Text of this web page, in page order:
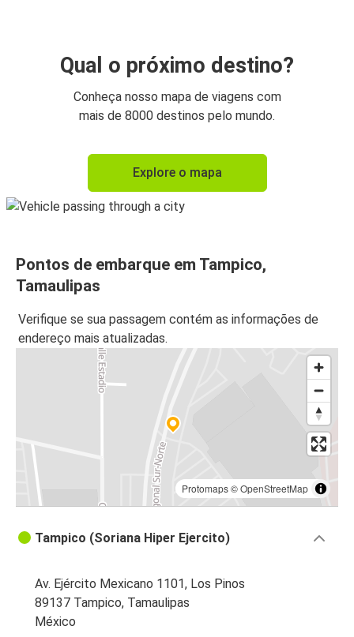
Qual o próximo destino?
Conheça nosso mapa de viagens com
mais de 8000 destinos pelo mundo.
Explore o mapa
Pontos de embarque em Tampico,
Tamaulipas
Verifique se sua passagem contém as informações de
endereço mais atualizadas.
Protomaps©OpenStreetMap
Tampico (Soriana Hiper Ejercito)
Av. Ejército Mexicano 1101, Los Pinos
89137 Tampico, Tamaulipas
México